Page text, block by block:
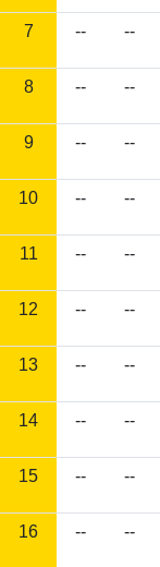
7 -- --
8 -- --
9 -- --
10 -- --
11 -- --
12 -- --
13 -- --
14 -- --
15 -- --
16 -- --